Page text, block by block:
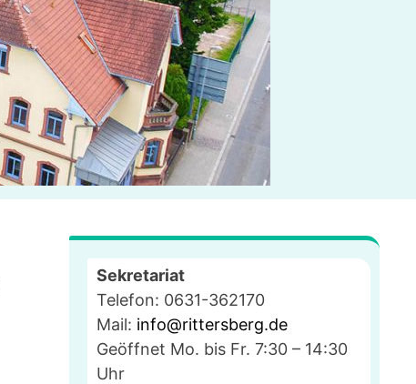
Sekretariat
Telefon: 0631-362170
Mail: info@rittersberg.de
Geöffnet Mo. bis Fr. 7:30 – 14:30
Uhr